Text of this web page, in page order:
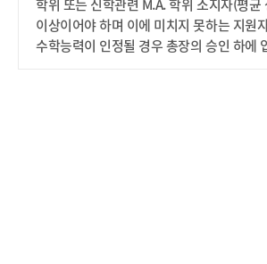
학위 또는 신학관련 M.A. 학위 소지자(평
이상이어야 하며 이에 미치지 못하는 지원
수학능력이 인정될 경우 총장의 승인 하에